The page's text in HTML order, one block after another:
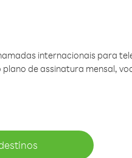
internacionais para
de assinatura mensal,